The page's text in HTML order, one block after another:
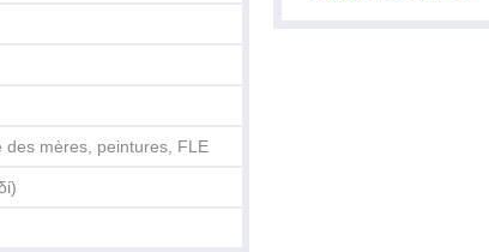
des mères, peintures, FLE